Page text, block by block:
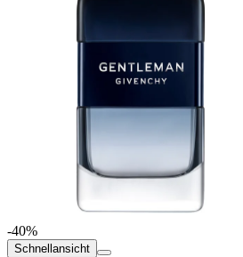
-40%
Schnellansicht